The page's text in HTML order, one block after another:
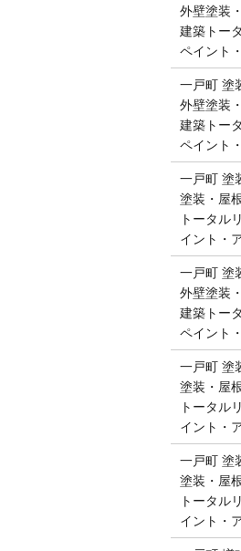
外壁塗装
建築トー
ペイント
一戸町 塗
外壁塗装
建築トー
ペイント
一戸町 塗
塗装・屋
トータル
イント・
一戸町 塗
外壁塗装
建築トー
ペイント
一戸町 塗
塗装・屋
トータル
イント・
一戸町 塗
塗装・屋
トータル
イント・